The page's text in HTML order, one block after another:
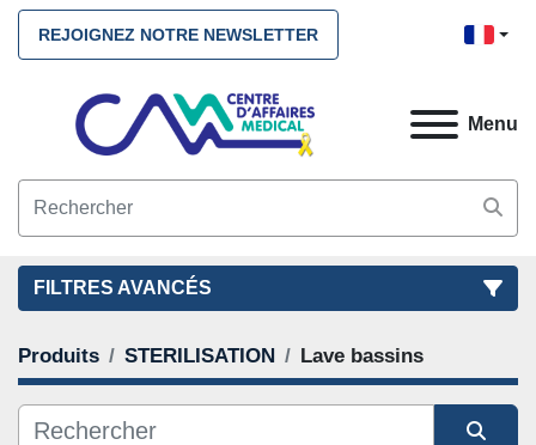
REJOIGNEZ NOTRE NEWSLETTER
Menu
FILTRES AVANCÉS
FILTRES (3) NETTOYEZ TOUS
STERILISATION
Produits STERILISATION Lave bassins